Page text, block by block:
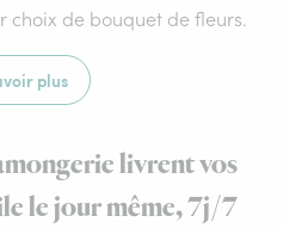
choix de bouquet de fleurs.
plus
livrent vos
le jour même, 7j/7